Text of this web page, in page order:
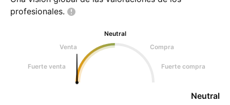
profesionales.
Neutral
Venta
Compra
Fuerte venta Fuerte compra
Neutral